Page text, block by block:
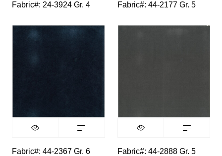
Fabric#: 24-3924 Gr. 4 Fabric#: 44-2177 Gr. 5
Fabric#: 44-2367 Gr. 6 Fabric#: 44-2888 Gr. 5